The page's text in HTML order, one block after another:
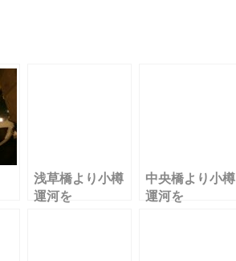
浅草橋より小樽
運河を
中央橋より小樽
運河を